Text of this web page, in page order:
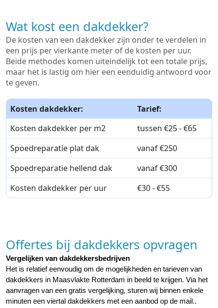
Wat kost een dakdekker?
De kosten van een dakdekker zijn onder te verdelen in
een prijs per vierkante meter of de kosten per uur.
Beide methodes komen uiteindelijk tot een totale prijs,
maar het is lastig om hier een eenduidig antwoord voor
te geven.
Kosten dakdekker:
Tarief:
Kosten dakdekker per m2
tussen €25 - €65
Spoedreparatie plat dak
vanaf €250
Spoedreparatie hellend dak
vanaf €300
Kosten dakdekker per uur
€30 - €55
Offertes bij dakdekkers opvragen
Vergelijken van dakdekkersbedrijven
Het is relatief eenvoudig om de mogelijkheden en tarieven van
dakdekkers in Maasvlakte Rotterdam in beeld te krijgen. Via het
aanvragen van een gratis vergelijking, sturen wij binnen enkele
minuten een viertal dakdekkers met een aanbod op de mail..